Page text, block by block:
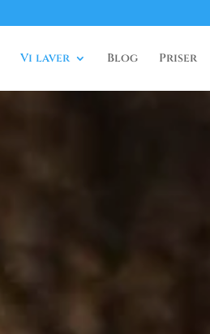
Vi laver Blog Priser